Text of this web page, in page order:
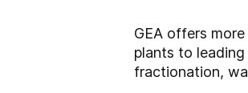
GEA offers
plants to
fractionation,